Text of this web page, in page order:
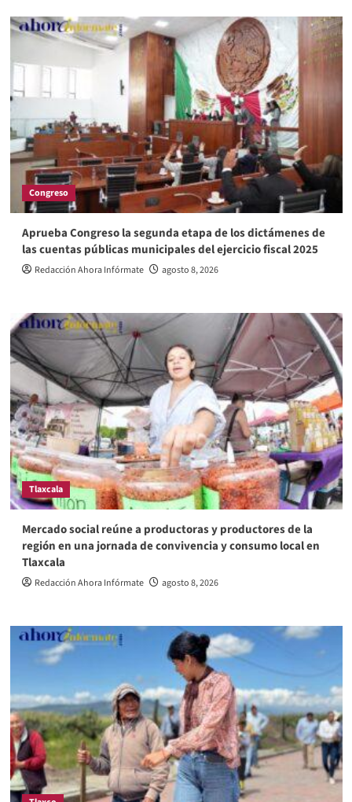
Congreso
Aprueba Congreso la segunda etapa de los dictámenes de
las cuentas públicas municipales del ejercicio fiscal 2025
Redacción Ahora Infórmate agosto 8, 2026
Tlaxcala
Mercado social reúne a productoras y productores de la
región en una jornada de convivencia y consumo local en
Tlaxcala
Redacción Ahora Infórmate agosto 8, 2026